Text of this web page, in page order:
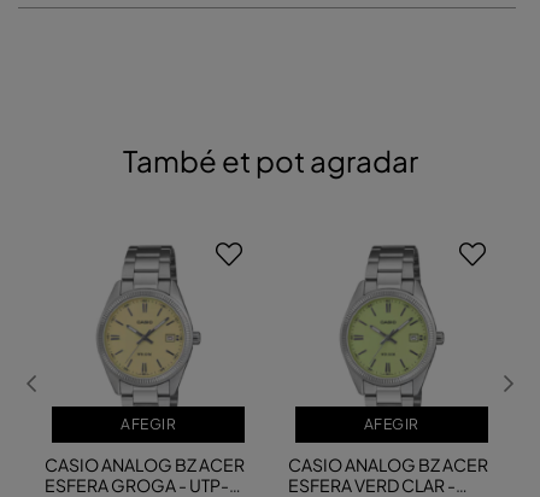
També et pot agradar
AFEGIR
CASIO ANALOG BZ ACER
ESFERA GROGA - UTP-
AFEGIR
CASIO ANALOG BZ ACER
ESFERA VERD CLAR -